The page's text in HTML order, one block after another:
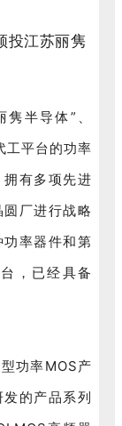
半导体”、
工平台的功率
有多项先进
厂进行战略
率器件和第
，已经具备
功率MOS产
的产品系列